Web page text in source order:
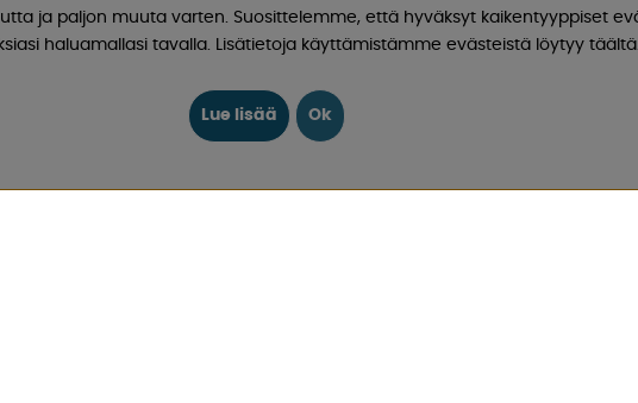
INFO
EVÄSTEET
FYYSINEN MYYMÄLÄ RUOTSISSA
LAHJAKORTTI
ja matkailuautojen
ja paljon muuta varten. Suosittelemme, että hyväksyt kaikentyyppiset
haluamallasi tavalla. Lisätietoja käyttämistämme evästeistä löytyy täältä.
Lue lisää Ok